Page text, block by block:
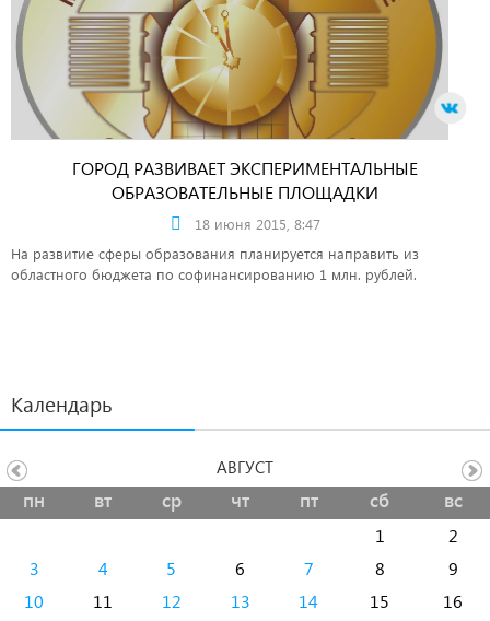
ГОРОД РАЗВИВАЕТ ЭКСПЕРИМЕНТАЛЬНЫЕ
ОБРАЗОВАТЕЛЬНЫЕ ПЛОЩАДКИ
18 июня 2015, 8:47
На развитие сферы образования планируется направить из
областного бюджета по софинансированию 1 млн. рублей.
Календарь
пн вт ср чт пт сб вс
1
2
3
4 5 6 7 8
9
10
11 12 13 14 15
16
АВГУСТ